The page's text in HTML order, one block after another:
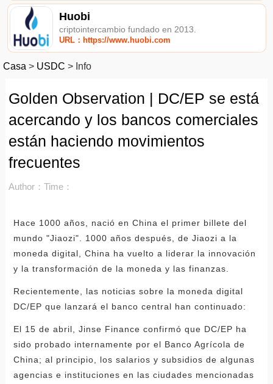
Huobi
criptointercambio fundado en 2013.
URL：https://www.huobi.com
Casa > USDC > Info
Golden Observation | DC/EP se está
acercando y los bancos comerciales
están haciendo movimientos
frecuentes
Author： Time：
Hace 1000 años, nació en China el primer billete del
mundo "Jiaozi". 1000 años después, de Jiaozi a la
moneda digital, China ha vuelto a liderar la innovación
y la transformación de la moneda y las finanzas.
Recientemente, las noticias sobre la moneda digital
DC/EP que lanzará el banco central han continuado:
El 15 de abril, Jinse Finance confirmó que DC/EP ha
sido probado internamente por el Banco Agrícola de
China; al principio, los salarios y subsidios de algunas
agencias e instituciones en las ciudades mencionadas